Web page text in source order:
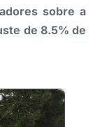
sobre a
de 8.5% de